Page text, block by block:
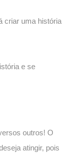
criar uma história
e se
outros! O
atingir, pois